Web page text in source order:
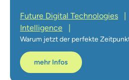
Future Digital Technologies |
Intelligence |
Warum jetzt der perfekte
mehr Infos